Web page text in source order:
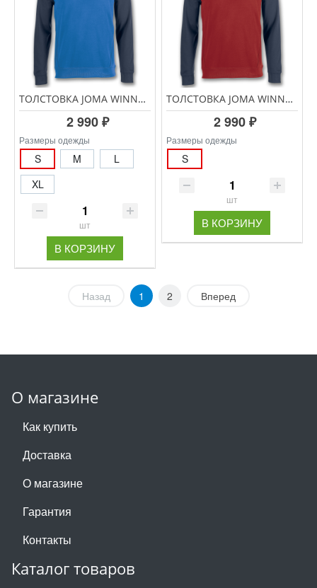
ТОЛСТОВКА JOMA WINNER 100947.703 СИНИЙ-ТЕМНО СИНИЙ
2 990 ₽
Размеры одежды
S M
L
XL
шт
В КОРЗИНУ
ТОЛСТОВКА JOMA WINNER 100947.603 КРАСНЫЙ-ТЕМНО СИНИЙ
2 990 ₽
Размеры одежды
S
шт
В КОРЗИНУ
Назад 1 2 Вперед
О магазине
Как купить
Доставка
О магазине
Гарантия
Контакты
Каталог товаров